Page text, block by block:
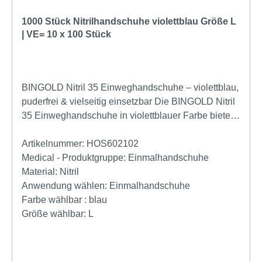
Hygiene und Komfort setzen.
1000 Stück Nitrilhandschuhe violettblau Größe L
| VE= 10 x 100 Stück
BINGOLD Nitril 35 Einweghandschuhe – violettblau,
puderfrei & vielseitig einsetzbar Die BINGOLD Nitril
35 Einweghandschuhe in violettblauer Farbe bieten
Griffigkeit und maximalen Tragekomfort. Ob im
Labor, in der Pflege, in der Lebensmittelindustrie
oder bei Reinigungsarbeiten – dieser hochwertige
Nitrilhandschuh überzeugt durch seine vielseitigen
Einsatzmöglichkeiten und seine hohe Qualität.
Gefertigt aus robustem Nitril-Butadien-Kautschuk, ist
Artikelnummer: HOS602102
Medical - Produktgruppe: Einmalhandschuhe
Material: Nitril
Anwendung wählen: Einmalhandschuhe
Farbe wählbar : blau
Größe wählbar: L